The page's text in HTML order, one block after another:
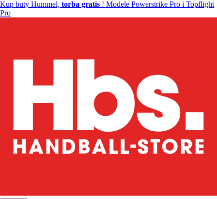
Kup buty Hummel, torba gratis ! Modele Powerstrike Pro i Topflight
Pro